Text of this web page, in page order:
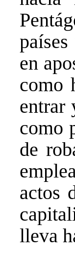
en
como
entrar
como
de
actos
lleva